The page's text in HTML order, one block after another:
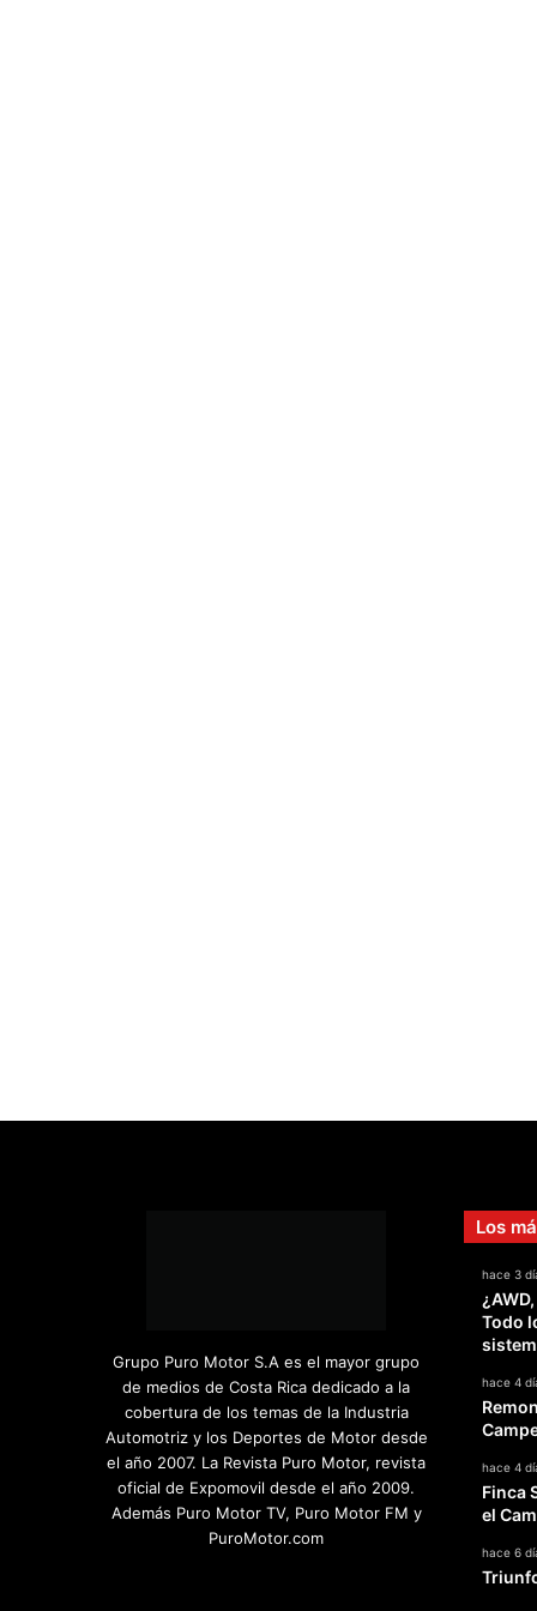
Grupo Puro Motor S.A es el mayor grupo
de medios de Costa Rica dedicado a la
cobertura de los temas de la Industria
Automotriz y los Deportes de Motor desde
el año 2007. La Revista Puro Motor, revista
oficial de Expomovil desde el año 2009.
Además Puro Motor TV, Puro Motor FM y
PuroMotor.com
Los
hace 3
Todo
hace 4
hace 4
Finca
el
hace 6